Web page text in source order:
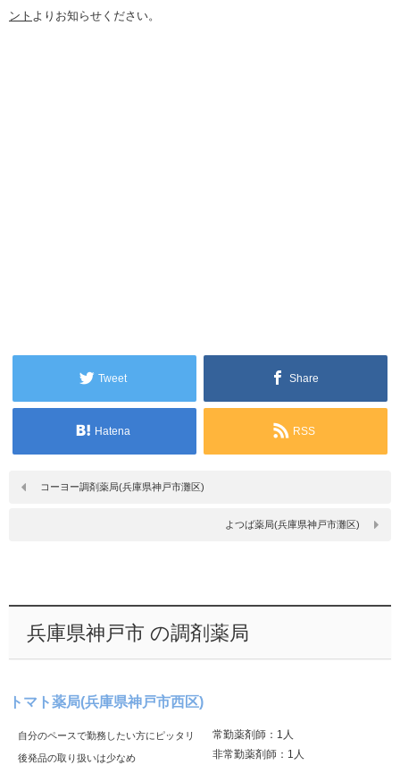
ント よりお知らせください。
Tweet Share
Hatena RSS
コーヨー調剤薬局(兵庫県神戸市灘区)
よつば薬局(兵庫県神戸市灘区)
兵庫県神戸市 の調剤薬局
トマト薬局(兵庫県神戸市西区)
自分のペースで勤務したい方にピッタリ
後発品の取り扱いは少なめ
常勤薬剤師：1人
非常勤薬剤師：1人